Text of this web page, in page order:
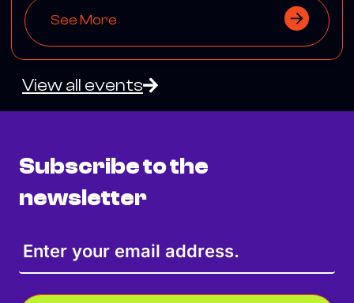
See More
View all events
Subscribe to the
newsletter